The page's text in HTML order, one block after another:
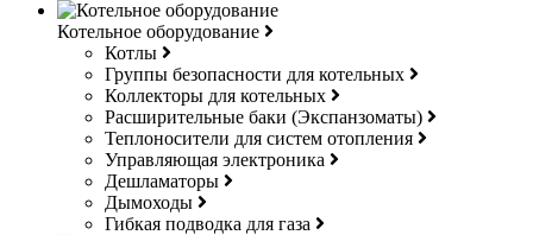
Котельное оборудование
Котлы
Группы безопасности для котельных
Коллекторы для котельных
Расширительные баки (Экспанзоматы)
Теплоносители для систем отопления
Управляющая электроника
Дешламаторы
Дымоходы
Гибкая подводка для газа